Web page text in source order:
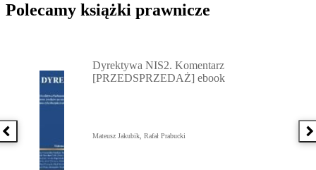
Polecamy książki prawnicze
Poprzednia książka
Dyrektywa NIS2. Komentarz
[PRZEDSPRZEDAŻ] ebook
Mateusz Jakubik, Rafał Prabucki